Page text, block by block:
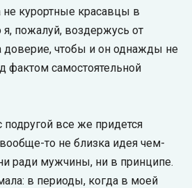
курортные красавцы в
я, пожалуй, воздержусь от
доверие, чтобы и он однажды не
фактом самостоятельной
подругой все же придется
то не близка идея чем-
ради мужчины, ни в принципе.
в периоды, когда в моей